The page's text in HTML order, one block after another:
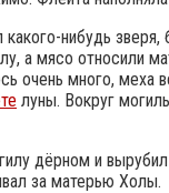
нибудь зверя,
а мясо относили
очень много, меха
луны. Вокруг
дёрном и вырубил
за матерью Холы.